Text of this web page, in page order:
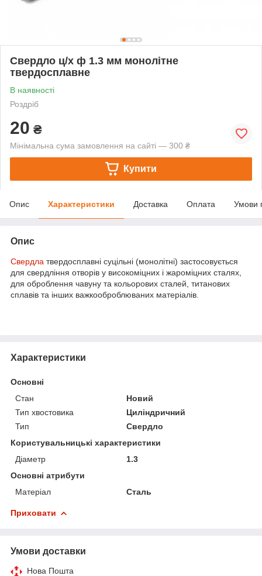
Свердло ц/х ф 1.3 мм монолітне
твердосплавне
В наявності
Роздріб
20 ₴
Мінімальна сума замовлення на сайті — 300 ₴
Купити
Опис Характеристики Доставка Оплата Умови
Опис
Свердла твердосплавні суцільні (монолітні) застосовується
для свердління отворів у високоміцних і жароміцних сталях,
для оброблення чавуну та кольорових сталей, титанових
сплавів та інших важкооброблюваних матеріалів.
Характеристики
Основні
Стан
Новий
Тип хвостовика
Циліндричний
Тип
Свердло
Користувальницькі характеристики
Діаметр
1.3
Основні атрибути
Матеріал
Сталь
Приховати
Умови доставки
Нова Пошта